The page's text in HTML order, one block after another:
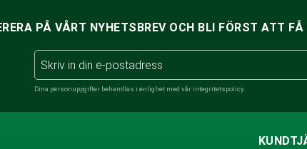
PÅ VÅRT NYHETSBREV OCH BLI FÖRST ATT
Dina personuppgifter behandlas i enlighet med vår integritetspolicy.